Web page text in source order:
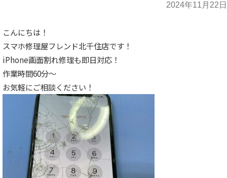
2024年11月22日
こんにちは！
スマホ修理屋フレンド北千住店です！
iPhone画面割れ修理も即日対応！
作業時間60分～
お気軽にご相談ください！